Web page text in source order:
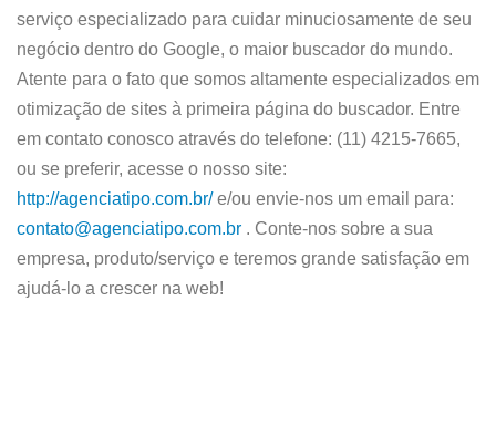
serviço especializado para cuidar minuciosamente de seu
negócio dentro do Google, o maior buscador do mundo.
Atente para o fato que somos altamente especializados em
otimização de sites à primeira página do buscador. Entre
em contato conosco através do telefone: (11) 4215-7665,
ou se preferir, acesse o nosso site:
http://agenciatipo.com.br/e/ou envie-nos um email para:
contato@agenciatipo.com.br . Conte-nos sobre a sua
empresa, produto/serviço e teremos grande satisfação em
ajudá-lo a crescer na web!